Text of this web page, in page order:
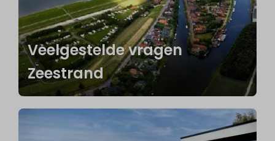
Veelgestelde vragen
Zeestrand